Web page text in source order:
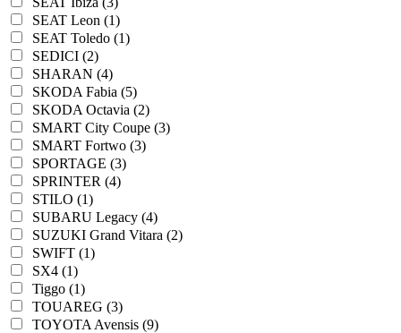
SEAT Leon (1)
SEAT Toledo (1)
SEDICI (2)
SHARAN (4)
SKODA Fabia (5)
SKODA Octavia (2)
SMART City Coupe (3)
SMART Fortwo (3)
SPORTAGE (3)
SPRINTER (4)
STILO (1)
SUBARU Legacy (4)
SUZUKI Grand Vitara (2)
SWIFT (1)
SX4 (1)
Tiggo (1)
TOUAREG (3)
TOYOTA Avensis (9)